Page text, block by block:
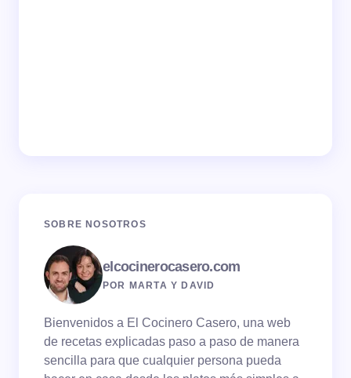
SOBRE NOSOTROS
elcocinerocasero.com
POR MARTA Y DAVID
Bienvenidos a El Cocinero Casero, una web
de recetas explicadas paso a paso de manera
sencilla para que cualquier persona pueda